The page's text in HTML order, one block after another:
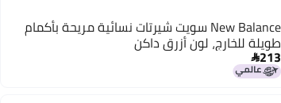
New Balance سويت شيرتات نسائية مريحة بأكمام
طويلة للخارج، لون أزرق داكن
213